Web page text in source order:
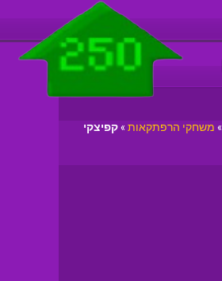
» משחקי הרפתקאות »קפיצקי